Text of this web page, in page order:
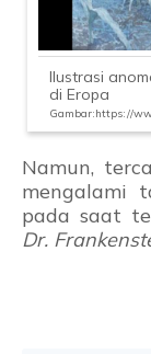
Ilustrasi
di Eropa
Gambar:https://
Namun,
mengalami
pada saat
Dr.